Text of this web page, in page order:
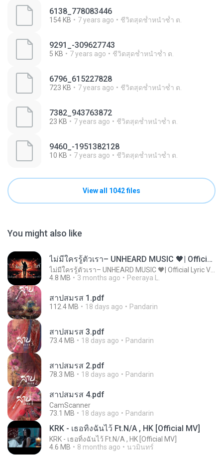
6138_778083446
154 KB 7 years ago ชีวิตสุดช้ำหนำซ้ำ ต.
9291_-309627743
5 KB 7 years ago ชีวิตสุดช้ำหนำซ้ำ ต.
6796_615227828
723 KB 7 years ago ชีวิตสุดช้ำหนำซ้ำ ต.
7382_943763872
23 KB 7 years ago ชีวิตสุดช้ำหนำซ้ำ ต.
9460_-1951382128
10 KB 7 years ago ชีวิตสุดช้ำหนำซ้ำ ต.
View all 1042 files
You might also like
ไม่มีใครรู้ตัวเรา– UNHEARD MUSIC 🖤| Official Lyric Video | เพลงสู้ชีวิต
4.8 MB
3 months ago Peeraya L.
สาปสมรส 1.pdf
112.4 MB 18 days ago Pandarin
สาปสมรส 3.pdf
73.4 MB 18 days ago Pandarin
สาปสมรส 2.pdf
78.3 MB 18 days ago Pandarin
สาปสมรส 4.pdf
CamScanner
73.1 MB
18 days ago Pandarin
KRK - เธอทิ้งฉันไว้ Ft.N/A , HK [Official MV]
KRK - เธอทิ้งฉันไว้ Ft.N/A , HK [Official MV]
4.6 MB
8 months ago นวมินทร์